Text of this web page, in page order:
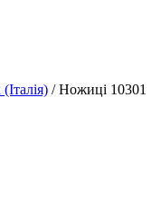
/ Ножиці 10301